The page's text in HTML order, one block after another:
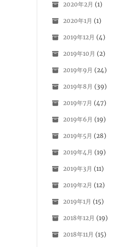
2020年2月 (1)
2020年1月 (1)
2019年12月 (4)
2019年10月 (2)
2019年9月 (24)
2019年8月 (39)
2019年7月 (47)
2019年6月 (19)
2019年5月 (28)
2019年4月 (19)
2019年3月 (11)
2019年2月 (12)
2019年1月 (15)
2018年12月 (19)
2018年11月 (15)